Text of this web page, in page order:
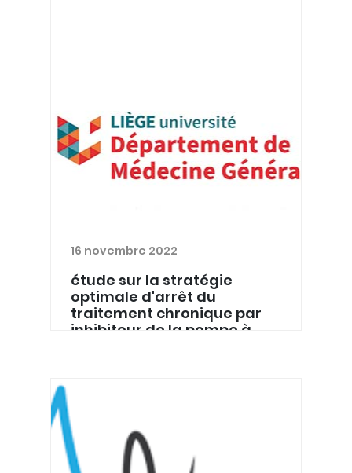
16 novembre 2022
étude sur la stratégie
optimale d'arrêt du
traitement chronique par
inhibiteur de la pompe à
déterminer la stratégie optimale
d'arrêt du traitement chronique par
inhibiteur de la pompe à prot...